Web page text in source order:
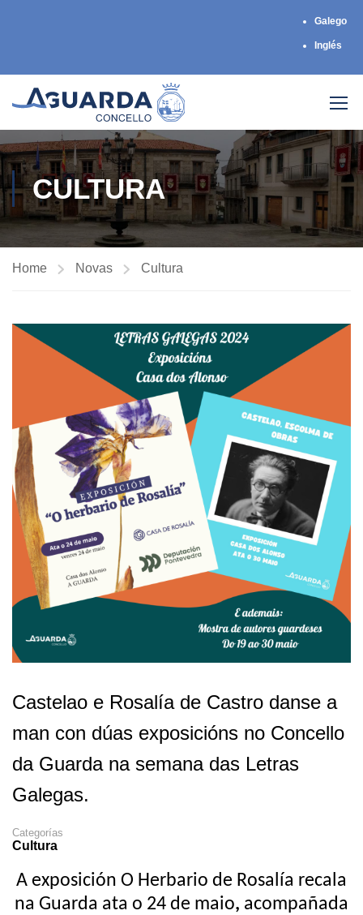
Galego
Inglés
CULTURA
Home Novas Cultura
Castelao e Rosalía de Castro danse a
man con dúas exposicións no Concello
da Guarda na semana das Letras
Galegas.
Categorías
Cultura
A exposición O Herbario de Rosalía recala
na Guarda ata o 24 de maio, acompañada